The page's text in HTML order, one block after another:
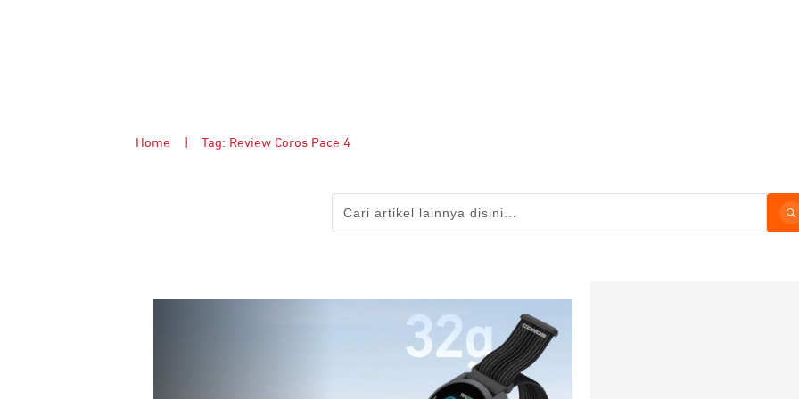
Home Tag: Review Coros Pace 4